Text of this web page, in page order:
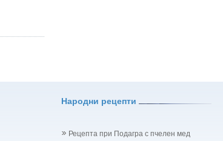
Народни рецепти
Рецепта при Подагра с пчелен мед